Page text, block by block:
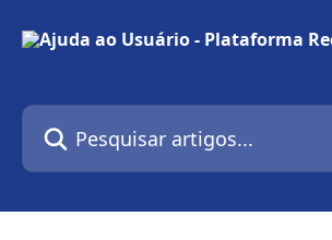
Pesquisar artigos...